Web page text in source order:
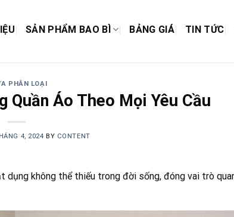
SẢN PHẨM BAO BÌ BẢNG GIÁ TIN TỨC
PHÂN LOẠI
Quần Áo Theo Mọi Yêu Cầu
4, 2024 BY CONTENT
không thể thiếu trong đời sống, đóng vai trò